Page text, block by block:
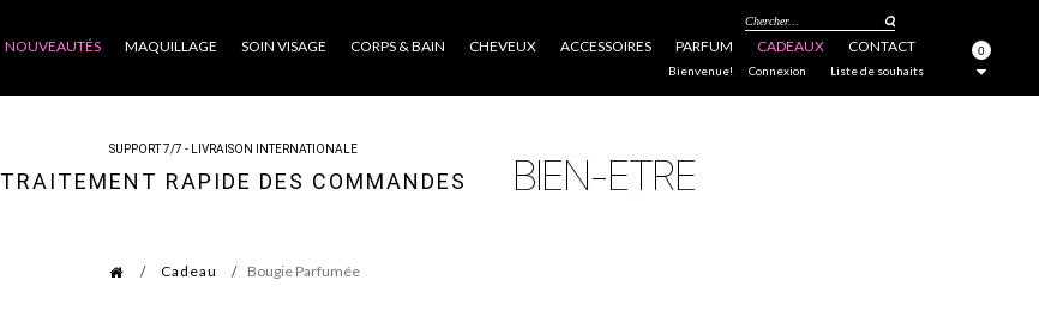
NOUVEAUTÉS MAQUILLAGE SOIN VISAGE CORPS & BAIN CHEVEUX ACCESSOIRES PARFUM CADEAUX CONTACT
Chercher...
0
Liste de souhaits
Bienvenue! Connexion
SUPPORT 7/7 - LIVRAISON INTERNATIONALE
TRAITEMENT RAPIDE DES COMMANDES
Cadeau Bougie Parfumée